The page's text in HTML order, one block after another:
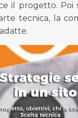
il progetto. Poi
tecnica, la